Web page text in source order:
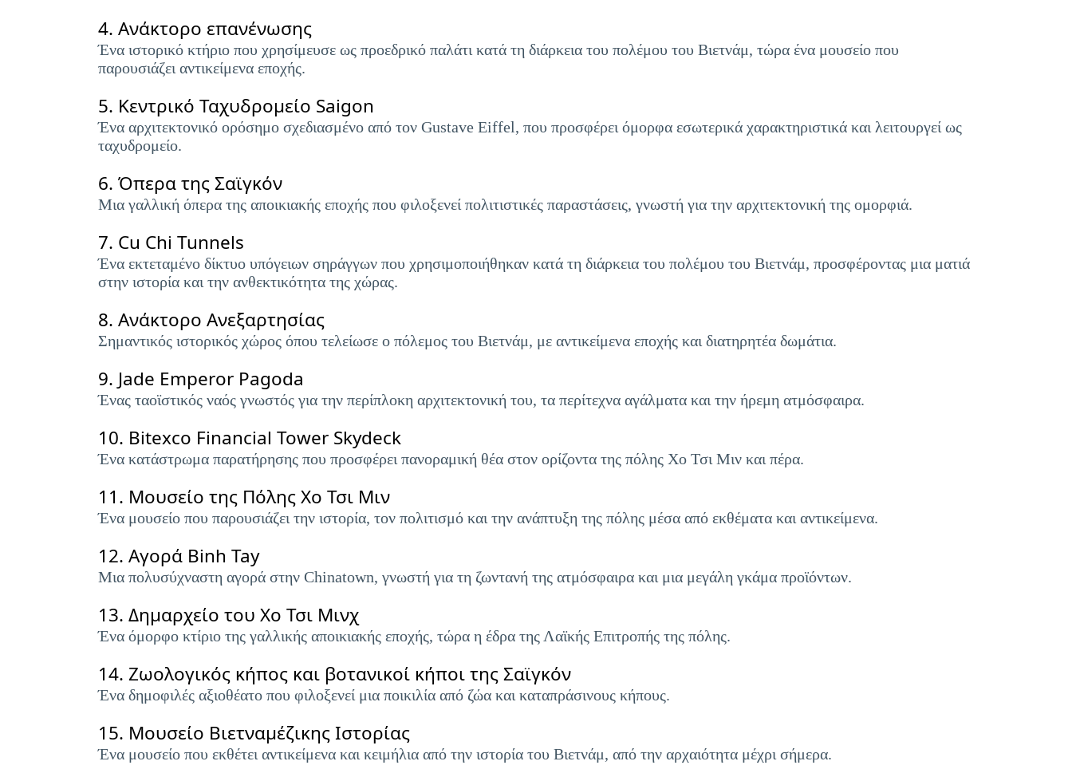
4. Ανάκτορο επανένωσης
Ένα ιστορικό κτήριο που χρησίμευσε ως προεδρικό παλάτι κατά τη διάρκεια του πολέμου του Βιετνάμ, τώρα ένα μουσείο που
παρουσιάζει αντικείμενα εποχής.
5. Κεντρικό Ταχυδρομείο Saigon
Ένα αρχιτεκτονικό ορόσημο σχεδιασμένο από τον Gustave Eiffel, που προσφέρει όμορφα εσωτερικά χαρακτηριστικά και λειτουργεί ως
ταχυδρομείο.
6. Όπερα της Σαϊγκόν
Μια γαλλική όπερα της αποικιακής εποχής που φιλοξενεί πολιτιστικές παραστάσεις, γνωστή για την αρχιτεκτονική της ομορφιά.
7. Cu Chi Tunnels
Ένα εκτεταμένο δίκτυο υπόγειων σηράγγων που χρησιμοποιήθηκαν κατά τη διάρκεια του πολέμου του Βιετνάμ, προσφέροντας μια ματιά
στην ιστορία και την ανθεκτικότητα της χώρας.
8. Ανάκτορο Ανεξαρτησίας
Σημαντικός ιστορικός χώρος όπου τελείωσε ο πόλεμος του Βιετνάμ, με αντικείμενα εποχής και διατηρητέα δωμάτια.
9. Jade Emperor Pagoda
Ένας ταοϊστικός ναός γνωστός για την περίπλοκη αρχιτεκτονική του, τα περίτεχνα αγάλματα και την ήρεμη ατμόσφαιρα.
10. Bitexco Financial Tower Skydeck
Ένα κατάστρωμα παρατήρησης που προσφέρει πανοραμική θέα στον ορίζοντα της πόλης Χο Τσι Μιν και πέρα.
11. Μουσείο της Πόλης Χο Τσι Μιν
Ένα μουσείο που παρουσιάζει την ιστορία, τον πολιτισμό και την ανάπτυξη της πόλης μέσα από εκθέματα και αντικείμενα.
12. Αγορά Binh Tay
Μια πολυσύχναστη αγορά στην Chinatown, γνωστή για τη ζωντανή της ατμόσφαιρα και μια μεγάλη γκάμα προϊόντων.
13. Δημαρχείο του Χο Τσι Μινχ
Ένα όμορφο κτίριο της γαλλικής αποικιακής εποχής, τώρα η έδρα της Λαϊκής Επιτροπής της πόλης.
14. Ζωολογικός κήπος και βοτανικοί κήποι της Σαϊγκόν
Ένα δημοφιλές αξιοθέατο που φιλοξενεί μια ποικιλία από ζώα και καταπράσινους κήπους.
15. Μουσείο Βιετναμέζικης Ιστορίας
Ένα μουσείο που εκθέτει αντικείμενα και κειμήλια από την ιστορία του Βιετνάμ, από την αρχαιότητα μέχρι σήμερα.